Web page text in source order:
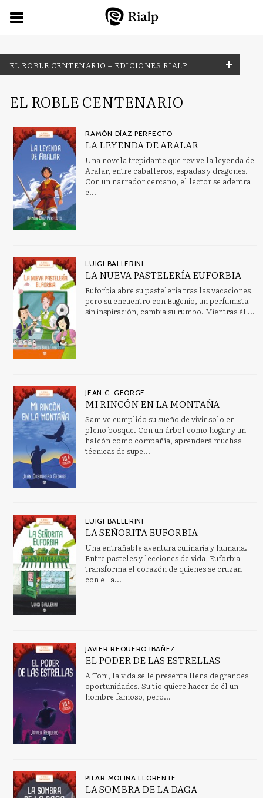
EL ROBLE CENTENARIO – EDICIONES RIALP
NUESTRAS COLECCIONES
Biblioteca de Iniciación Teológica
Biblioteca de la fe explicada hoy
Biblioteca del Libro Joven
Biografías y Testimonios
Breves Rialp
Cine
Clásicos para jóvenes
Claves (Familia y Sociedad)
Ver todas... (37)
MATERIAS
Antropología
Aprendizaje abierto, educación en el hogar, educación a
distancia
Arqueología de Oriente Próximo y Oriente Medio
Arte del Renacimiento
ARTES: ASPECTOS GENERALES
Autobiografía: general
AVENTURA
Bienestar social y servicios sociales
Bioética
Ver todas... (120)
Dosier Premio Adonáis 2023
Finalistas Premio Adonáis 2023
EL ROBLE CENTENARIO
RAMÓN DÍAZ PERFECTO
LA LEYENDA DE ARALAR
Una novela trepidante que revive la leyenda de
Aralar, entre caballeros, espadas y dragones.
Con un narrador cercano, el lector se adentra
e...
LUIGI BALLERINI
LA NUEVA PASTELERÍA EUFORBIA
Euforbia abre su pastelería tras las vacaciones,
pero su encuentro con Eugenio, un perfumista
sin inspiración, cambia su rumbo. Mientras él ...
JEAN C. GEORGE
MI RINCÓN EN LA MONTAÑA
Sam ve cumplido su sueño de vivir solo en
pleno bosque. Con un árbol como hogar y un
halcón como compañía, aprenderá muchas
técnicas de supe...
LUIGI BALLERINI
LA SEÑORITA EUFORBIA
Una entrañable aventura culinaria y humana.
Entre pasteles y lecciones de vida, Euforbia
transforma el corazón de quienes se cruzan
con ella...
JAVIER REQUERO IBAÑEZ
EL PODER DE LAS ESTRELLAS
A Toni, la vida se le presenta llena de grandes
oportunidades. Su tío quiere hacer de él un
hombre famoso, pero…
PILAR MOLINA LLORENTE
LA SOMBRA DE LA DAGA